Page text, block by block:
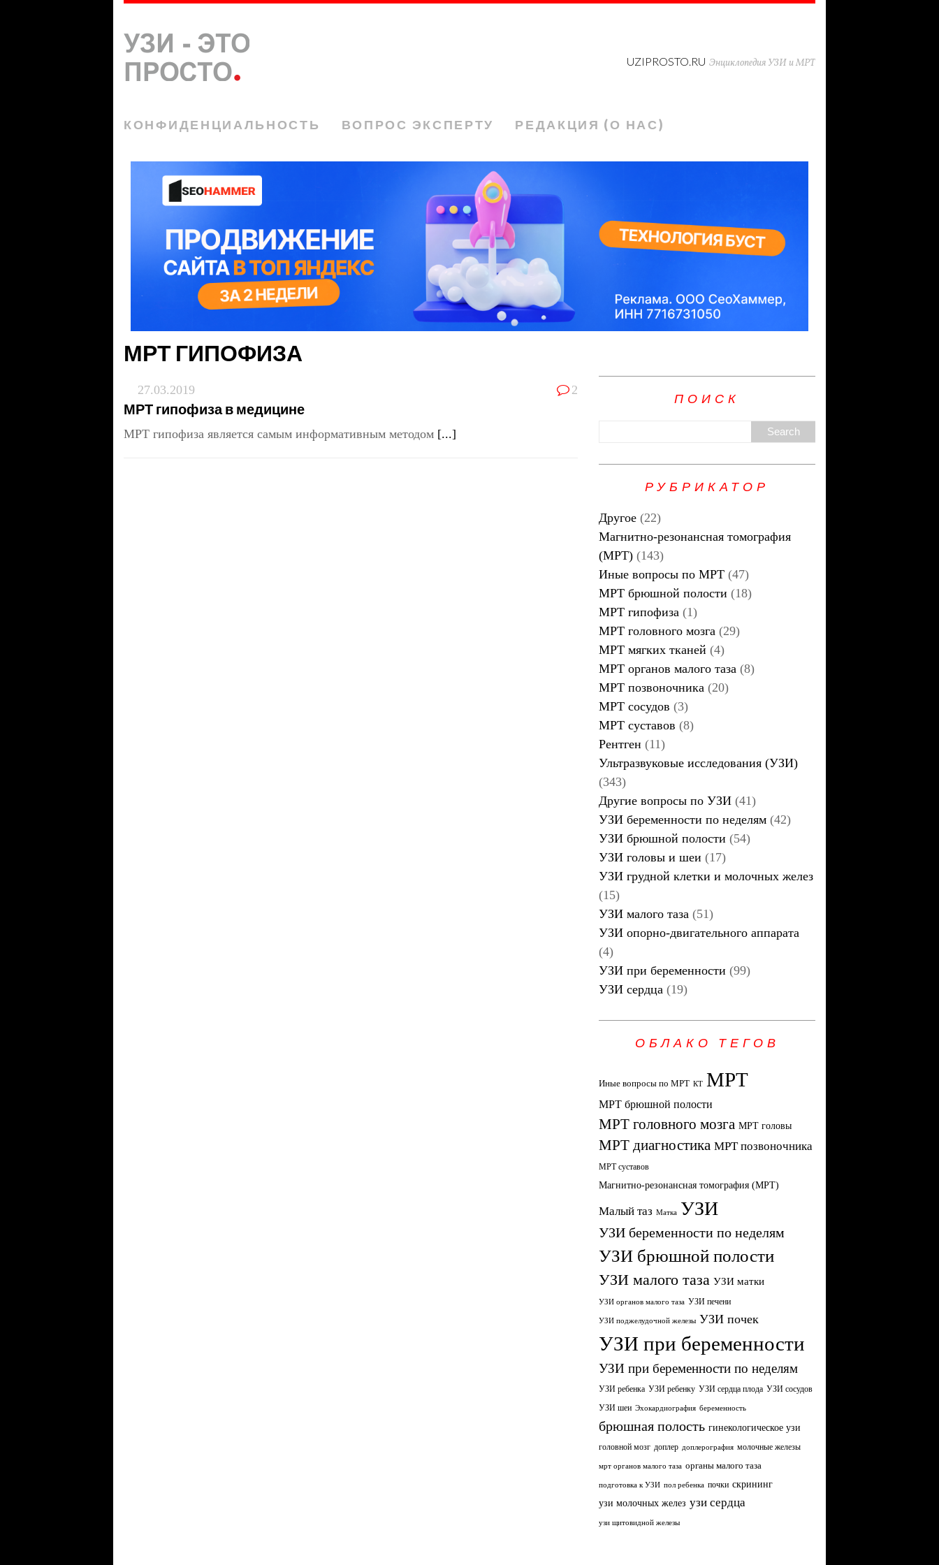
UZIPROSTO.RU Энциклопедия УЗИ и МРТ
КОНФИДЕНЦИАЛЬНОСТЬ ВОПРОС ЭКСПЕРТУ РЕДАКЦИЯ (О НАС)
МРТ ГИПОФИЗА
27.03.2019 2
МРТ гипофиза в медицине
МРТ гипофиза является самым информативным методом [...]
ПОИСК
РУБРИКАТОР
Другое (22)
Магнитно-резонансная томография
(МРТ) (143)
Иные вопросы по МРТ (47)
МРТ брюшной полости (18)
МРТ гипофиза (1)
МРТ головного мозга (29)
МРТ мягких тканей (4)
МРТ органов малого таза (8)
МРТ позвоночника (20)
МРТ сосудов (3)
МРТ суставов (8)
Рентген (11)
Ультразвуковые исследования (УЗИ)
(343)
Другие вопросы по УЗИ (41)
УЗИ беременности по неделям (42)
УЗИ брюшной полости (54)
УЗИ головы и шеи (17)
УЗИ грудной клетки и молочных желез
(15)
УЗИ малого таза (51)
УЗИ опорно-двигательного аппарата
(4)
УЗИ при беременности (99)
УЗИ сердца (19)
ОБЛАКО ТЕГОВ
Иные вопросы по МРТ КТ МРТ
МРТ брюшной полости
МРТ головного мозга МРТ головы
МРТ диагностика МРТ позвоночника
МРТ суставов
Магнитно-резонансная томография (МРТ)
Малый таз Матка УЗИ
УЗИ беременности по неделям
УЗИ брюшной полости
УЗИ малого таза УЗИ матки
УЗИ органов малого таза УЗИ печени
УЗИ поджелудочной железы УЗИ почек
УЗИ при беременности
УЗИ при беременности по неделям
УЗИ ребенка УЗИ ребенку УЗИ сердца плода УЗИ сосудов
УЗИ шеи Эхокардиография беременность
брюшная полость гинекологическое узи
головной мозг доплер доплерография молочные железы
мрт органов малого таза органы малого таза
подготовка к УЗИ пол ребенка почки скрининг
узи молочных желез узи сердца
узи щитовидной железы